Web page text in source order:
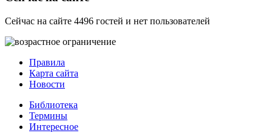
Сейчас на сайте 4496 гостей и нет пользователей
Правила
Карта сайта
Новости
Библиотека
Термины
Интересное